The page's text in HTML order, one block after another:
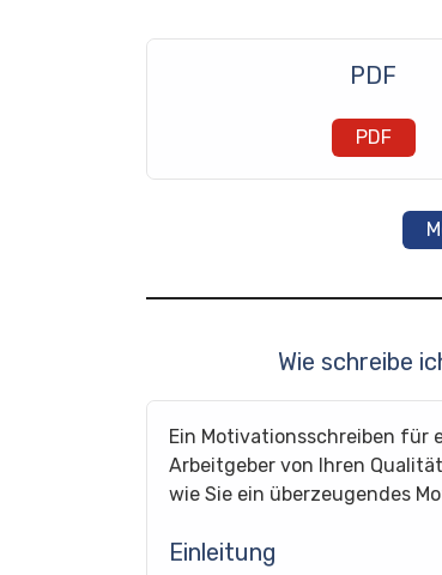
PDF
PDF
Wie schreibe
Ein Motivationsschreiben für
Arbeitgeber von Ihren
wie Sie ein überzeugendes
Einleitung